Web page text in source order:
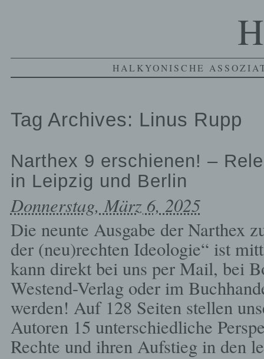
HALKYONISCHE
Tag Archives: Linus Rupp
Narthex 9 erschienen! –
in Leipzig und Berlin
Donnerstag, März 6, 2025
Die neunte Ausgabe der Narthex
der (neu)rechten Ideologie“ ist
kann direkt bei uns per Mail, bei
Westend-Verlag oder im
werden! Auf 128 Seiten stellen
Autoren 15 unterschiedliche
Rechte und ihren Aufstieg in den